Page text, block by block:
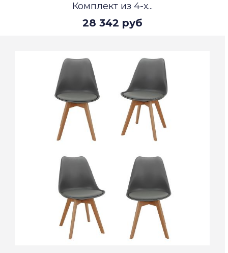
Комплект из 4-х...
28 342 руб